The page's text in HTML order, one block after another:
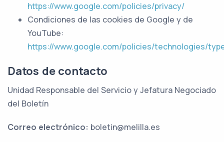
https://www.google.com/policies/privacy/
Condiciones de las cookies de Google y de
YouTube:
https://www.google.com/policies/technologies/
Datos de contacto
Unidad Responsable del Servicio y Jefatura Negociado
del Boletín
Correo electrónico: boletin@melilla.es